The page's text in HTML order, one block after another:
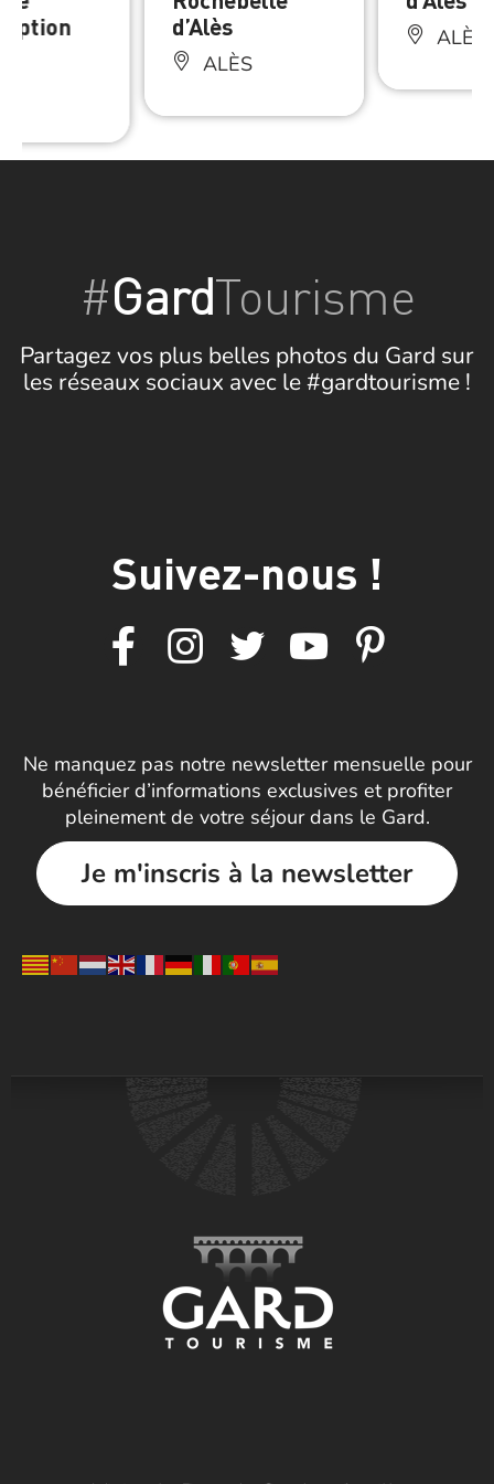
d’Alès
ALÈS
ALÈS
#GardTourisme
Partagez vos plus belles photos du Gard sur
les réseaux sociaux avec le #gardtourisme !
Suivez-nous !
Ne manquez pas notre newsletter mensuelle pour
bénéficier d’informations exclusives et profiter
pleinement de votre séjour dans le Gard.
Je m'inscris à la newsletter